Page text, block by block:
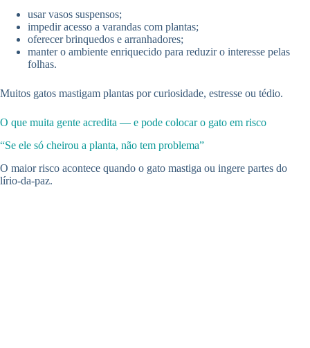
usar vasos suspensos;
impedir acesso a varandas com plantas;
oferecer brinquedos e arranhadores;
manter o ambiente enriquecido para reduzir o interesse pelas
folhas.
Muitos gatos mastigam plantas por curiosidade, estresse ou tédio.
O que muita gente acredita — e pode colocar o gato em risco
“Se ele só cheirou a planta, não tem problema”
O maior risco acontece quando o gato mastiga ou ingere partes do
lírio-da-paz.